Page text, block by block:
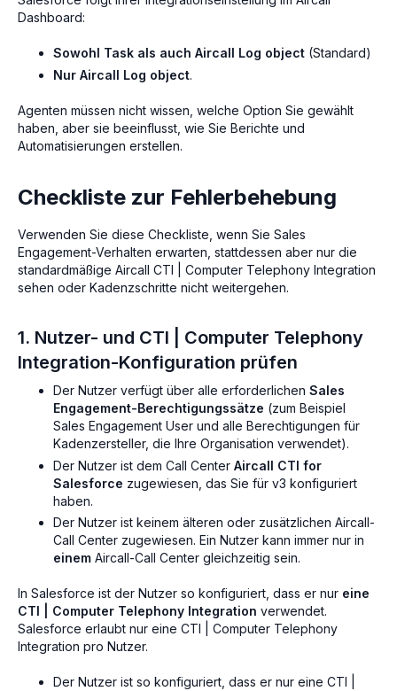
Dashboard:
Sowohl Task als auch Aircall Log object (Standard)
Nur Aircall Log object.
Agenten müssen nicht wissen, welche Option Sie gewählt
haben, aber sie beeinflusst, wie Sie Berichte und
Automatisierungen erstellen.
Checkliste zur Fehlerbehebung
Verwenden Sie diese Checkliste, wenn Sie Sales
Engagement-Verhalten erwarten, stattdessen aber nur die
standardmäßige Aircall CTI | Computer Telephony Integration
sehen oder Kadenzschritte nicht weitergehen.
1. Nutzer- und CTI | Computer Telephony
Integration-Konfiguration prüfen
Der Nutzer verfügt über alle erforderlichen Sales
Engagement-Berechtigungssätze (zum Beispiel
Sales Engagement User und alle Berechtigungen für
Kadenzersteller, die Ihre Organisation verwendet).
Der Nutzer ist dem Call Center Aircall CTI for
Salesforce zugewiesen, das Sie für v3 konfiguriert
haben.
Der Nutzer ist keinem älteren oder zusätzlichen Aircall-
Call Center zugewiesen. Ein Nutzer kann immer nur in
einem Aircall-Call Center gleichzeitig sein.
In Salesforce ist der Nutzer so konfiguriert, dass er nur eine
CTI | Computer Telephony Integration verwendet.
Salesforce erlaubt nur eine CTI | Computer Telephony
Integration pro Nutzer.
Der Nutzer ist so konfiguriert, dass er nur eine CTI |